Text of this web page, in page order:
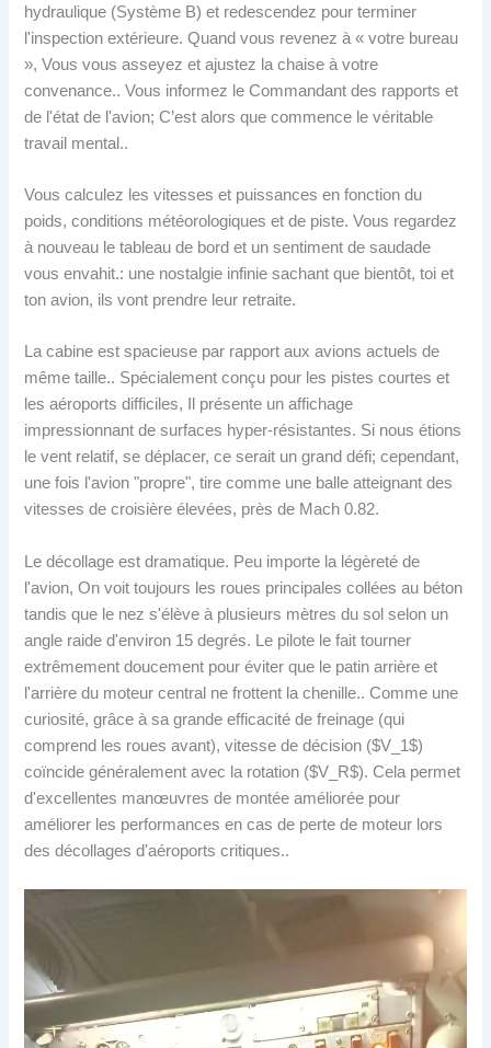
hydraulique (Système B) et redescendez pour terminer
l'inspection extérieure. Quand vous revenez à « votre bureau
», Vous vous asseyez et ajustez la chaise à votre
convenance.. Vous informez le Commandant des rapports et
de l'état de l'avion; C’est alors que commence le véritable
travail mental..
Vous calculez les vitesses et puissances en fonction du
poids, conditions météorologiques et de piste. Vous regardez
à nouveau le tableau de bord et un sentiment de saudade
vous envahit.: une nostalgie infinie sachant que bientôt, toi et
ton avion, ils vont prendre leur retraite.
La cabine est spacieuse par rapport aux avions actuels de
même taille.. Spécialement conçu pour les pistes courtes et
les aéroports difficiles, Il présente un affichage
impressionnant de surfaces hyper-résistantes. Si nous étions
le vent relatif, se déplacer, ce serait un grand défi; cependant,
une fois l'avion "propre", tire comme une balle atteignant des
vitesses de croisière élevées, près de Mach 0.82.
Le décollage est dramatique. Peu importe la légèreté de
l'avion, On voit toujours les roues principales collées au béton
tandis que le nez s'élève à plusieurs mètres du sol selon un
angle raide d'environ 15 degrés. Le pilote le fait tourner
extrêmement doucement pour éviter que le patin arrière et
l'arrière du moteur central ne frottent la chenille.. Comme une
curiosité, grâce à sa grande efficacité de freinage (qui
comprend les roues avant), vitesse de décision ($V_1$)
coïncide généralement avec la rotation ($V_R$). Cela permet
d'excellentes manœuvres de montée améliorée pour
améliorer les performances en cas de perte de moteur lors
des décollages d'aéroports critiques..